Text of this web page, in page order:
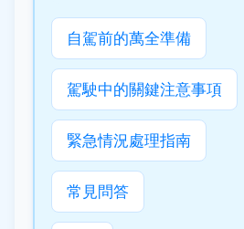
自駕前的萬全準備
駕駛中的關鍵注意事項
緊急情況處理指南
常見問答